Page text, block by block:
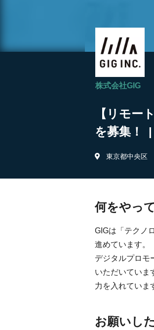
株式会社GIG
【リモー
を募集！
東京都中央区
何をやっ
GIGは「テクノ
進めています。
デジタルプロモ
いただいていま
力を入れていま
お願いし